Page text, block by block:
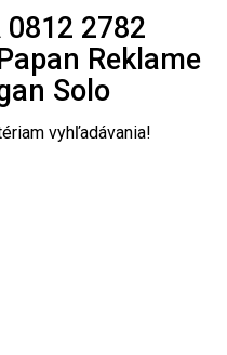
2782
Reklame
Solo
vyhľadávania!